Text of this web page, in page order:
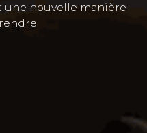
une nouvelle manière